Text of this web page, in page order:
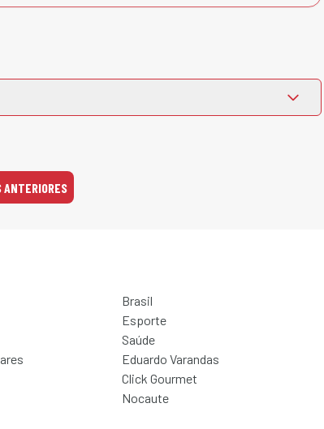
ANTERIORES
Brasil
Esporte
Saúde
Eduardo Varandas
Click Gourmet
Nocaute